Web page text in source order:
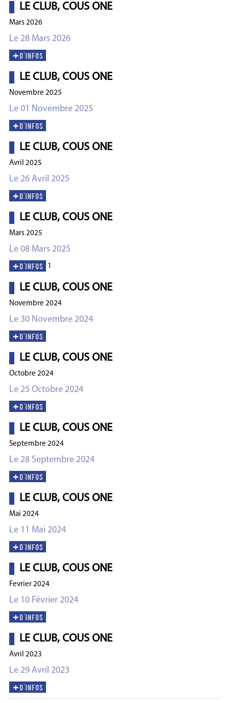
LE CLUB, COUS ONE
Mars 2026
Le 28 Mars 2026
LE CLUB, COUS ONE
Novembre 2025
Le 01 Novembre 2025
LE CLUB, COUS ONE
Avril 2025
Le 26 Avril 2025
LE CLUB, COUS ONE
Mars 2025
Le 08 Mars 2025
LE CLUB, COUS ONE
Novembre 2024
Le 30 Novembre 2024
LE CLUB, COUS ONE
Octobre 2024
Le 25 Octobre 2024
LE CLUB, COUS ONE
Septembre 2024
Le 28 Septembre 2024
LE CLUB, COUS ONE
Mai 2024
Le 11 Mai 2024
LE CLUB, COUS ONE
Fevrier 2024
Le 10 Février 2024
LE CLUB, COUS ONE
Avril 2023
Le 29 Avril 2023
1